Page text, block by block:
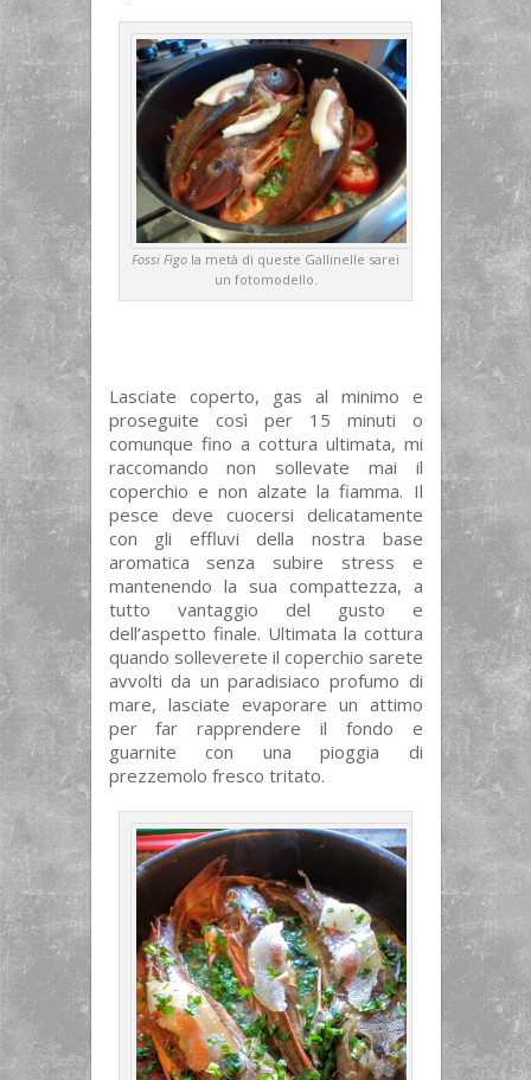
Fossi Figo la metà di queste Gallinelle sarei
un fotomodello.
Lasciate coperto, gas al minimo e
proseguite così per 15 minuti o
comunque fino a cottura ultimata, mi
raccomando non sollevate mai il
coperchio e non alzate la fiamma. Il
pesce deve cuocersi delicatamente
con gli effluvi della nostra base
aromatica senza subire stress e
mantenendo la sua compattezza, a
tutto vantaggio del gusto e
dell’aspetto finale. Ultimata la cottura
quando solleverete il coperchio sarete
avvolti da un paradisiaco profumo di
mare, lasciate evaporare un attimo
per far rapprendere il fondo e
guarnite con una pioggia di
prezzemolo fresco tritato.